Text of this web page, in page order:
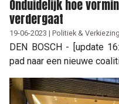
Onduidelijk hoe
verdergaat
19-06-2023 | Politiek &
DEN BOSCH - [update
pad naar een nieuwe